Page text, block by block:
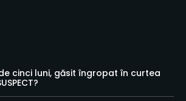
cinci luni, găsit îngropat în curtea